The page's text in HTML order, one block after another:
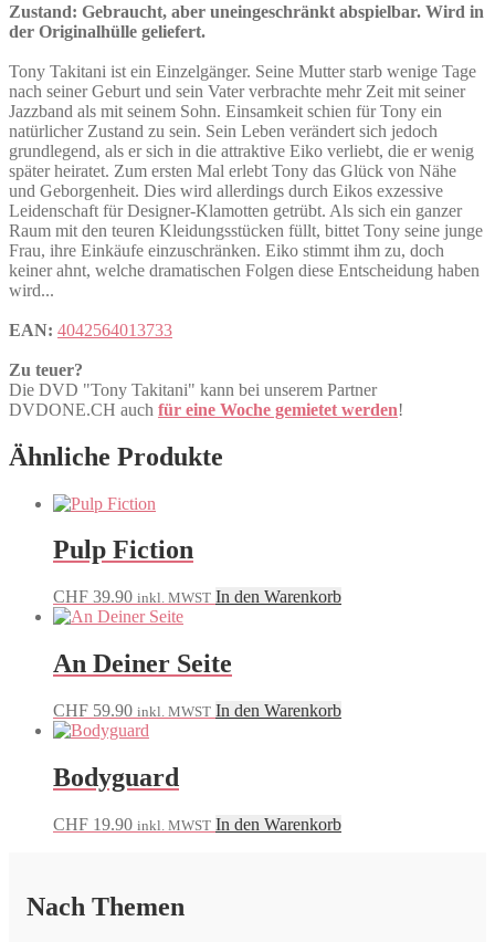
Zustand: Gebraucht, aber uneingeschränkt abspielbar. Wird in
der Originalhülle geliefert.
Tony Takitani ist ein Einzelgänger. Seine Mutter starb wenige Tage
nach seiner Geburt und sein Vater verbrachte mehr Zeit mit seiner
Jazzband als mit seinem Sohn. Einsamkeit schien für Tony ein
natürlicher Zustand zu sein. Sein Leben verändert sich jedoch
grundlegend, als er sich in die attraktive Eiko verliebt, die er wenig
später heiratet. Zum ersten Mal erlebt Tony das Glück von Nähe
und Geborgenheit. Dies wird allerdings durch Eikos exzessive
Leidenschaft für Designer-Klamotten getrübt. Als sich ein ganzer
Raum mit den teuren Kleidungsstücken füllt, bittet Tony seine junge
Frau, ihre Einkäufe einzuschränken. Eiko stimmt ihm zu, doch
keiner ahnt, welche dramatischen Folgen diese Entscheidung haben
wird...
EAN: 4042564013733
Zu teuer?
Die DVD "Tony Takitani" kann bei unserem Partner
DVDONE.CH auch für eine Woche gemietet werden!
Ähnliche Produkte
Pulp Fiction
CHF 39.90 inkl. MWST In den Warenkorb
An Deiner Seite
CHF 59.90 inkl. MWST In den Warenkorb
Bodyguard
CHF 19.90 inkl. MWST In den Warenkorb
Nach Themen